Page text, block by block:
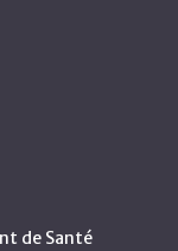
de Santé